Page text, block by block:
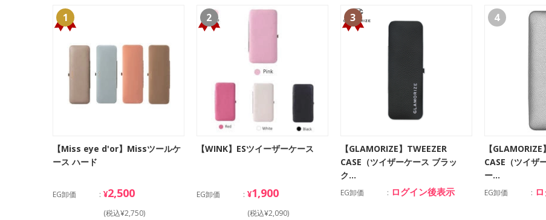
1
【Miss eye d'or】Missツールケ
ース ハード
EG卸価 ¥2,500
(税込¥2,750)
2
【WINK】ESツイーザーケース
EG卸価 ¥1,900
(税込¥2,090)
3
【GLAMORIZE】TWEEZER
CASE（ツイザーケース ブラッ
ク…
EG卸価 ログイン後表示
4
【
CASE（ツイザ
ー…
EG卸価